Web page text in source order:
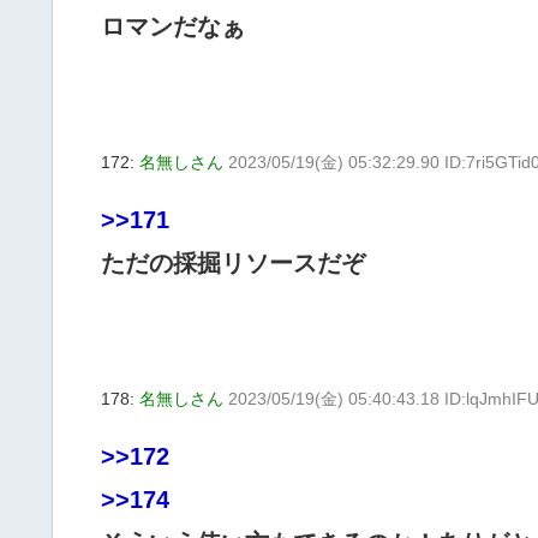
ロマンだなぁ
172: 名無しさん 2023/05/19(金) 05:32:29.90
>>171
ただの採掘リソースだぞ
178: 名無しさん 2023/05/19(金) 05:40:43.18
>>172
>>174